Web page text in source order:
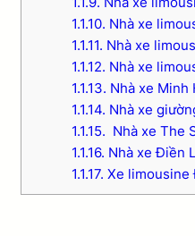
1.1.10. Nhà xe
1.1.11. Nhà xe
1.1.12. Nhà xe
1.1.13. Nhà xe Minh
1.1.14. Nhà xe
1.1.15. Nhà xe The
1.1.16. Nhà xe Điền
1.1.17. Xe limousine